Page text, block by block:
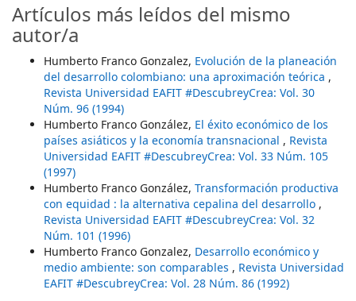
Artículos más leídos del mismo
autor/a
Humberto Franco Gonzalez, Evolución de la planeación
del desarrollo colombiano: una aproximación teórica ,
Revista Universidad EAFIT #DescubreyCrea: Vol. 30
Núm. 96 (1994)
Humberto Franco González, El éxito económico de los
países asiáticos y la economía transnacional , Revista
Universidad EAFIT #DescubreyCrea: Vol. 33 Núm. 105
(1997)
Humberto Franco González, Transformación productiva
con equidad : la alternativa cepalina del desarrollo ,
Revista Universidad EAFIT #DescubreyCrea: Vol. 32
Núm. 101 (1996)
Humberto Franco Gonzalez, Desarrollo económico y
medio ambiente: son comparables , Revista Universidad
EAFIT #DescubreyCrea: Vol. 28 Núm. 86 (1992)